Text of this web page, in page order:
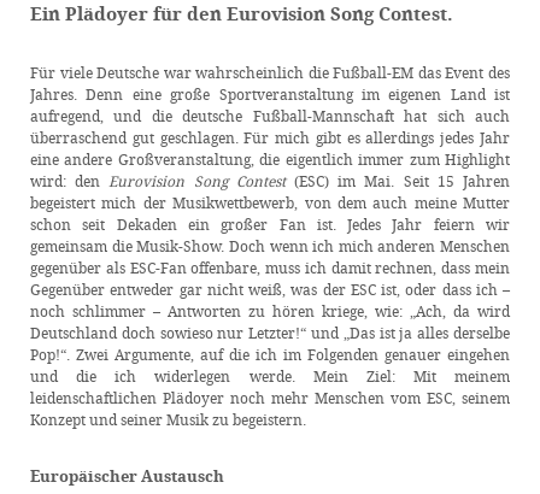
Ein Plädoyer für den Eurovision Song Contest.
Für viele Deutsche war wahrscheinlich die Fußball-EM das Event des
Jahres. Denn eine große Sportveranstaltung im eigenen Land ist
aufregend, und die deutsche Fußball-Mannschaft hat sich auch
überraschend gut geschlagen. Für mich gibt es allerdings jedes Jahr
eine andere Großveranstaltung, die eigentlich immer zum Highlight
wird: denEurovision Song Contest(ESC) im Mai. Seit 15 Jahren
begeistert mich der Musikwettbewerb, von dem auch meine Mutter
schon seit Dekaden ein großer Fan ist. Jedes Jahr feiern wir
gemeinsam die Musik-Show. Doch wenn ich mich anderen Menschen
gegenüber als ESC-Fan offenbare, muss ich damit rechnen, dass mein
Gegenüber entweder gar nicht weiß, was der ESC ist, oder dass ich –
noch schlimmer – Antworten zu hören kriege, wie: „Ach, da wird
Deutschland doch sowieso nur Letzter!“ und „Das ist ja alles derselbe
Pop!“. Zwei Argumente, auf die ich im Folgenden genauer eingehen
und die ich widerlegen werde. Mein Ziel: Mit meinem
leidenschaftlichen Plädoyer noch mehr Menschen vom ESC, seinem
Konzept und seiner Musik zu begeistern.
Europäischer Austausch